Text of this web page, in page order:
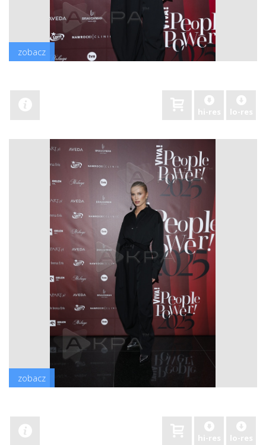
zobacz
hi-res lo-res
zobacz
hi-res lo-res